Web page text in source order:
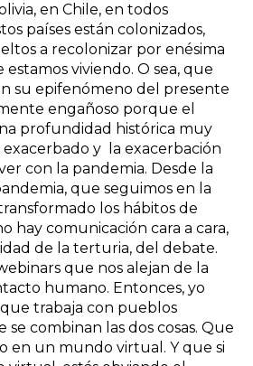
en Chile, en todos
países están colonizados,
a recolonizar por enésima
estamos viviendo. O sea, que
su epifenómeno del presente
engañoso porque el
profundidad histórica muy
exacerbado y la exacerbación
con la pandemia. Desde la
que seguimos en la
los hábitos de
hay comunicación cara a cara,
de la terturia, del debate.
que nos alejan de la
humano. Entonces, yo
trabaja con pueblos
se combinan las dos cosas. Que
en un mundo virtual. Y que si